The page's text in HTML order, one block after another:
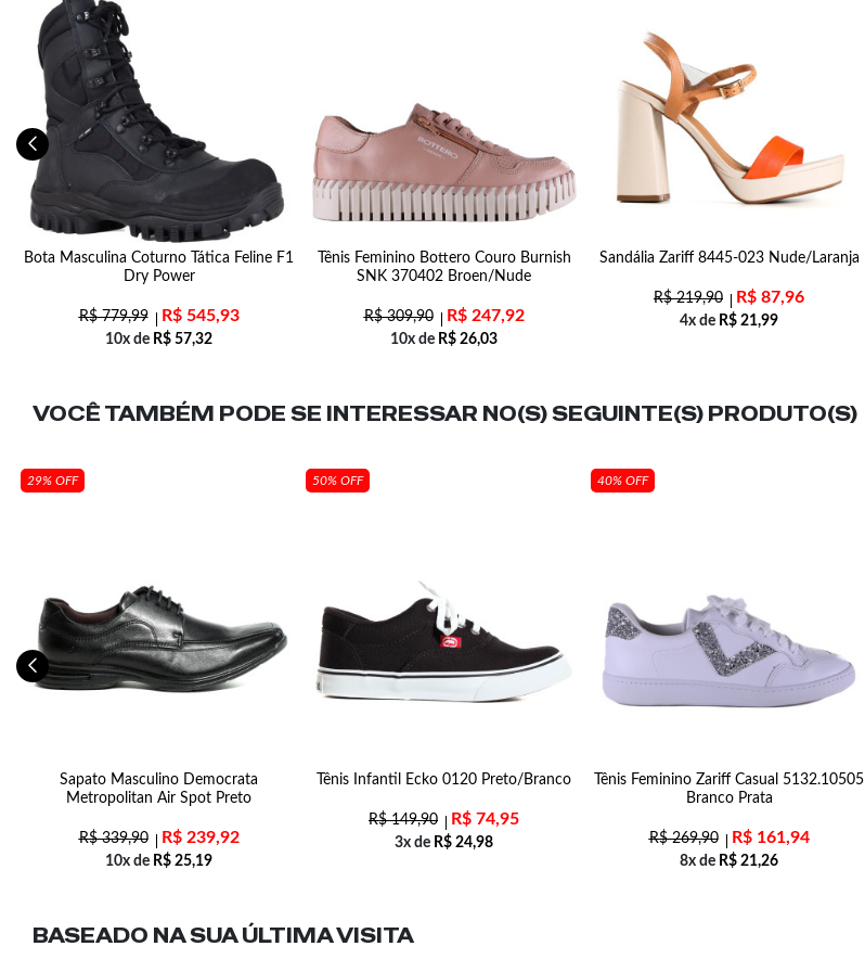
Bota Masculina Coturno Tática Feline F1
Dry Power
R$779,99 R$545,93
10x de R$ 57,32
Tênis Feminino Bottero Couro Burnish
SNK 370402 Broen/Nude
R$309,90 R$247,92
10x de R$ 26,03
Sandália Zariff 8445-023 Nude/Laranja
R$219,90 R$ 87,96
4x de R$ 21,99
VOCÊ TAMBÉM PODE SE INTERESSAR NO(S) SEGUINTE(S) PRODUTO(S)
29% OFF
Sapato Masculino Democrata
Metropolitan Air Spot Preto
R$339,90 R$239,92
10x de R$ 25,19
50% OFF
Tênis Infantil Ecko 0120 Preto/Branco
R$149,90 R$ 74,95
3x de R$ 24,98
40% OFF
Tênis Feminino Zariff Casual 5132.10505
Branco Prata
R$269,90 R$161,94
8x de R$ 21,26
BASEADO NA SUAÚLTIMA VISITA